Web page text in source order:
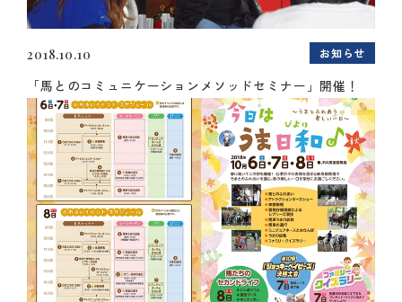
2018.10.10 お知らせ
「馬とのコミュニケーションメソッドセミナー」開催！